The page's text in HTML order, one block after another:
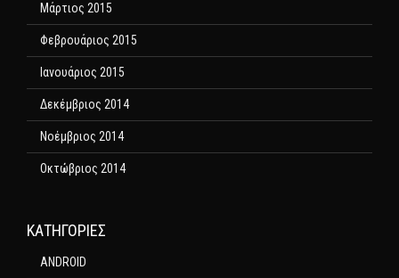
Μάρτιος 2015
Φεβρουάριος 2015
Ιανουάριος 2015
Δεκέμβριος 2014
Νοέμβριος 2014
Οκτώβριος 2014
KΑΤΗΓΟΡΊΕΣ
ANDROID